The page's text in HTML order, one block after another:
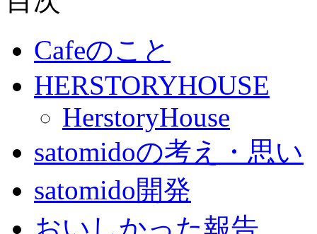
Cafeのこと
HERSTORYHOUSE
HerstoryHouse
satomidoの考え・思い
satomido開発
おいしかった報告